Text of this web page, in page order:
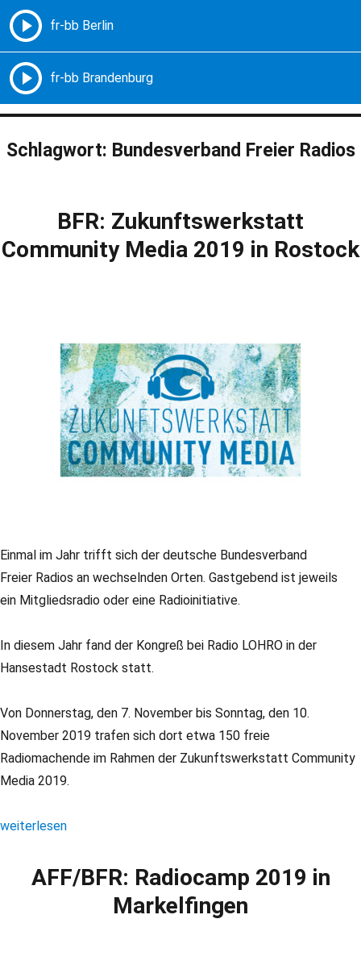
Freie Radios – Berlin Brandenburg
Schlagwort: Bundesverband Freier Radios
BFR: Zukunftswerkstatt
Community Media 2019 in Rostock
Einmal im Jahr trifft sich der deutsche Bundesverband
Freier Radios an wechselnden Orten. Gastgebend ist jeweils
ein Mitgliedsradio oder eine Radioinitiative.
In diesem Jahr fand der Kongreß bei Radio LOHRO in der
Hansestadt Rostock statt.
Von Donnerstag, den 7. November bis Sonntag, den 10.
November 2019 trafen sich dort etwa 150 freie
Radiomachende im Rahmen der Zukunftswerkstatt Community
Media 2019.
„BFR: Zukunftswerkstatt Community Media 2019 in Rostock“
weiterlesen
AFF/BFR: Radiocamp 2019 in
Markelfingen